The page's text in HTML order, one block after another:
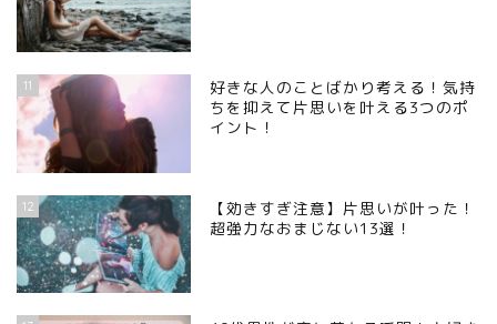
11
好きな人のことばかり考える！気持
ちを抑えて片思いを叶える3つのポ
イント！
12
【効きすぎ注意】片思いが叶った！
超強力なおまじない13選！